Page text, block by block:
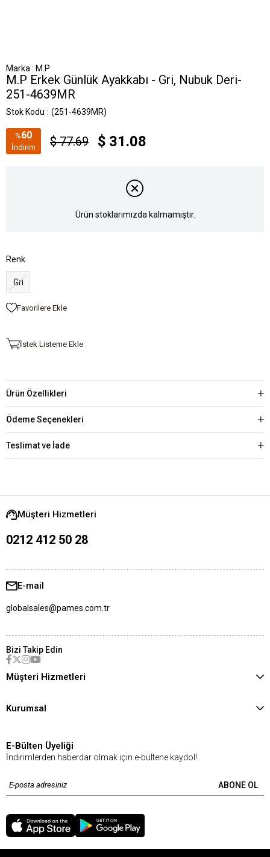
Marka: M.P
M.P Erkek Günlük Ayakkabı - Gri, Nubuk Deri-
251-4639MR
Stok Kodu (251-4639MR)
%60
İndirim $ 77.69 $ 31.08
Ürün stoklarımızda kalmamıştır.
Renk
Gri
Favorilere Ekle
İstek Listeme Ekle
Ürün Özellikleri
Ödeme Seçenekleri
Teslimat ve İade
Müşteri Hizmetleri
0212 412 50 28
E-mail
globalsales@pames.com.tr
Bizi Takip Edin
Müşteri Hizmetleri
Kurumsal
E-Bülten Üyeliği
İndirimlerden haberdar olmak için e-bültene kaydol!
ABONE OL